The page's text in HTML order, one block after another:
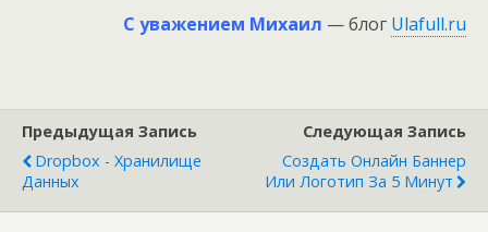
С уважением Михаил — блог Ulafull.ru
Предыдущая Запись
Dropbox - Хранилище
Данных
Следующая Запись
Создать Онлайн Баннер
Или Логотип За 5 Минут